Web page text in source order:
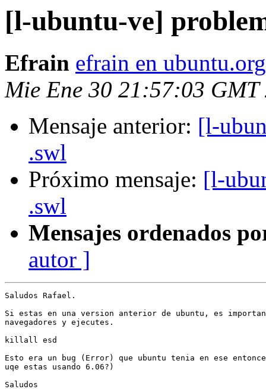
[l-ubuntu-ve]
Efrain efrain en
Mie Ene 30 21:57:03 GMT
Mensaje anterior: [l-
.swl
Próximo mensaje: [l-
.swl
Mensajes ordenados
autor ]
Saludos Rafael.
Si estas en una version anterior de ubuntu, es
navegadores y ejecutes.
killall esd
Esto era un bug (Error) que ubuntu tenia en ese
uqe estas usando 6.06?)
Saludos